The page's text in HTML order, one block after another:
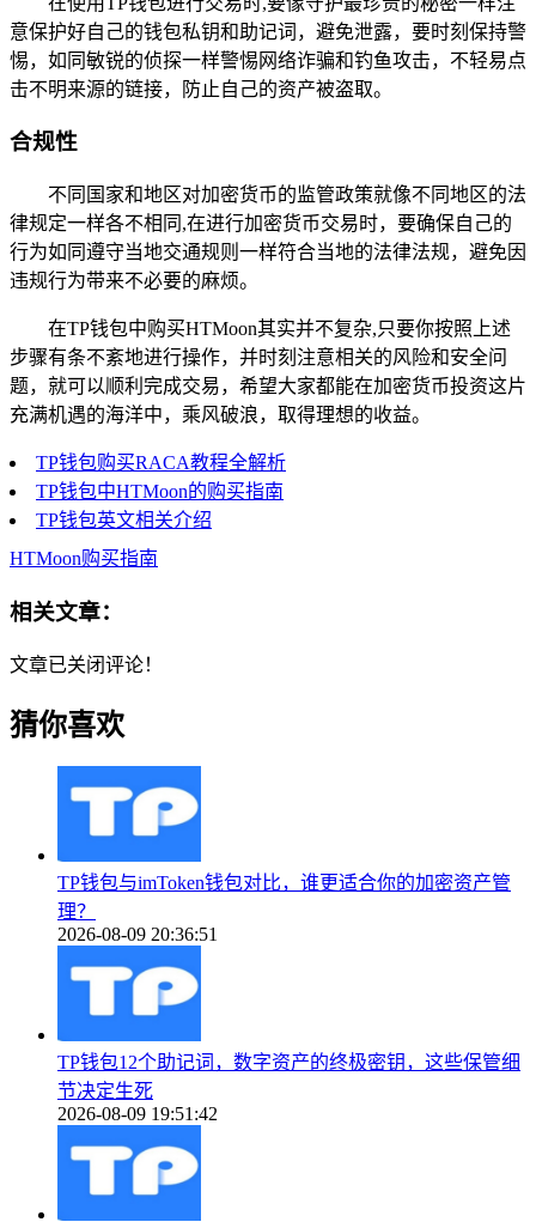
意保护好自己的钱包私钥和助记词，避免泄露，要时刻保持警
惕，如同敏锐的侦探一样警惕网络诈骗和钓鱼攻击，不轻易点
击不明来源的链接，防止自己的资产被盗取。
合规性
不同国家和地区对加密货币的监管政策就像不同地区的法
律规定一样各不相同,在进行加密货币交易时，要确保自己的
行为如同遵守当地交通规则一样符合当地的法律法规，避免因
违规行为带来不必要的麻烦。
在TP钱包中购买HTMoon其实并不复杂,只要你按照上述
步骤有条不紊地进行操作，并时刻注意相关的风险和安全问
题，就可以顺利完成交易，希望大家都能在加密货币投资这片
充满机遇的海洋中，乘风破浪，取得理想的收益。
TP钱包购买RACA教程全解析
TP钱包中HTMoon的购买指南
TP钱包英文相关介绍
HTMoon购买指南
相关文章：
文章已关闭评论！
猜你喜欢
TP钱包与imToken钱包对比，谁更适合你的加密资产管
理？
2026-08-09 20:36:51
TP钱包12个助记词，数字资产的终极密钥，这些保管细
节决定生死
2026-08-09 19:51:42